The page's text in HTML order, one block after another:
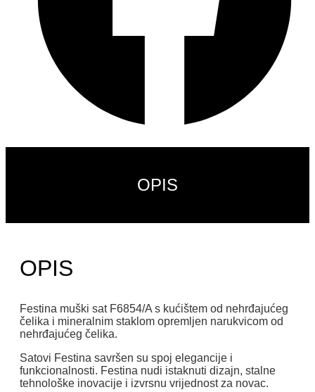
OPIS
OPIS
Festina muški sat F6854/A s kućištem od nehrđajućeg
čelika i mineralnim staklom opremljen narukvicom od
nehrđajućeg čelika.
Satovi Festina savršen su spoj elegancije i
funkcionalnosti. Festina nudi istaknuti dizajn, stalne
tehnološke inovacije i izvrsnu vrijednost za novac.